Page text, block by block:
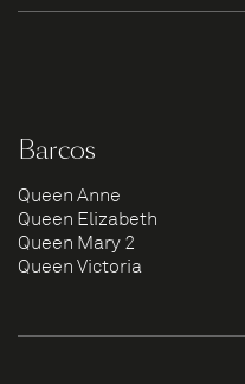
Barcos
Queen Anne
Queen Elizabeth
Queen Mary 2
Queen Victoria